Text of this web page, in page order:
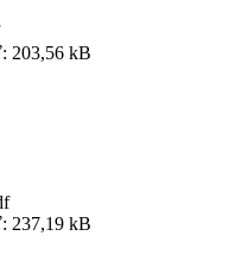
203,56 kB
237,19 kB